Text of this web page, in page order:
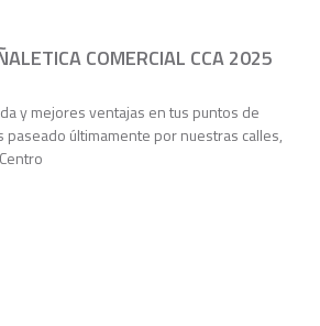
COMERCIAL CCA 2025
y mejores ventajas en tus puntos de
paseado últimamente por nuestras calles,